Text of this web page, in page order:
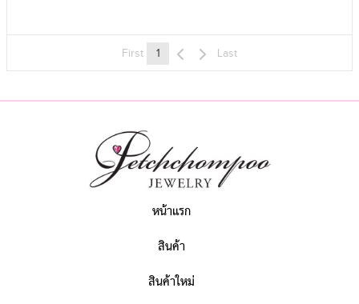
First 1 Last
Petch Chompoo
หน้าแรก
สินค้า
สินค้าใหม่